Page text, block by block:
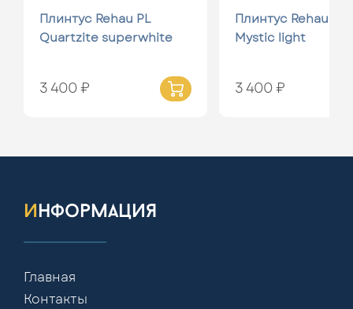
Плинтус Rehau PL
Quartzite superwhite
3 400 ₽
Плинтус Rehau PL
Mystic light
3 400 ₽
информация
Главная
Контакты